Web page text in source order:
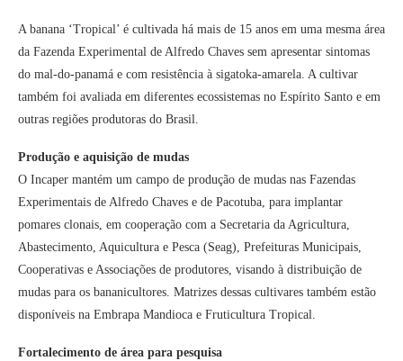
A banana ‘Tropical’ é cultivada há mais de 15 anos em uma mesma área
da Fazenda Experimental de Alfredo Chaves sem apresentar sintomas
do mal-do-panamá e com resistência à sigatoka-amarela. A cultivar
também foi avaliada em diferentes ecossistemas no Espírito Santo e em
outras regiões produtoras do Brasil.
Produção e aquisição de mudas
O Incaper mantém um campo de produção de mudas nas Fazendas
Experimentais de Alfredo Chaves e de Pacotuba, para implantar
pomares clonais, em cooperação com a Secretaria da Agricultura,
Abastecimento, Aquicultura e Pesca (Seag), Prefeituras Municipais,
Cooperativas e Associações de produtores, visando à distribuição de
mudas para os bananicultores. Matrizes dessas cultivares também estão
disponíveis na Embrapa Mandioca e Fruticultura Tropical.
Fortalecimento de área para pesquisa